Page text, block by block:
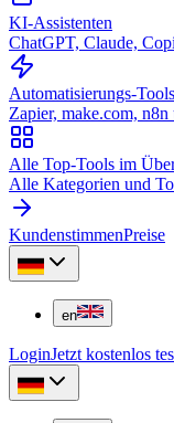
KI-Assistenten
ChatGPT, Claude,
Automatisierungs-Tools
Zapier, make.com, n8n
Alle Top-Tools im
Alle Kategorien und
KundenstimmenPreise
en
LoginJetzt kostenlos